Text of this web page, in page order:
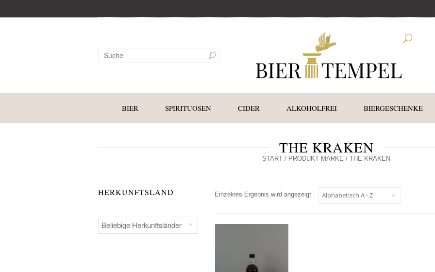
BIER SPIRITUOSEN CIDER ALKOHOLFREI BIERGESCHENKE
THE KRAKEN
START / PRODUKT MARKE / THE KRAKEN
HERKUNFTSLAND Einzelnes Ergebnis wird angezeigt